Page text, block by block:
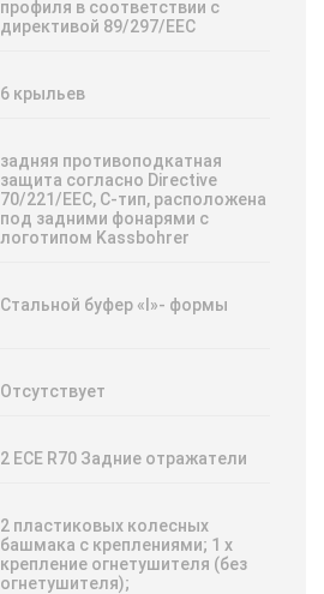
профиля в соответствии с
директивой 89/297/EEC
6 крыльев
задняя противоподкатная
защита согласно Directive
70/221/EEC, C-тип, расположена
под задними фонарями с
логотипом Kassbohrer
Стальной буфер «I»- формы
Отсутствует
2 ECE R70 Задние отражатели
2 пластиковых колесных
башмака с креплениями; 1 x
крепление огнетушителя (без
огнетушителя);